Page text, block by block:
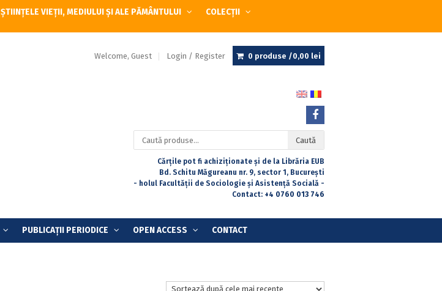
ȘTIINȚELE VIEȚII, MEDIULUI ȘI ALE PĂMÂNTULUI COLECȚII
Welcome, Guest Login / Register 0 produse /0,00 lei
Caută
după:
Caută
Cărțile pot fi achiziționate și de la Librăria EUB
Bd. Schitu Măgureanu nr. 9, sector 1, București
- holul Facultății de Sociologie și Asistență Socială -
Contact: +4 0760 013 746
PUBLICAȚII PERIODICE OPEN ACCESS CONTACT